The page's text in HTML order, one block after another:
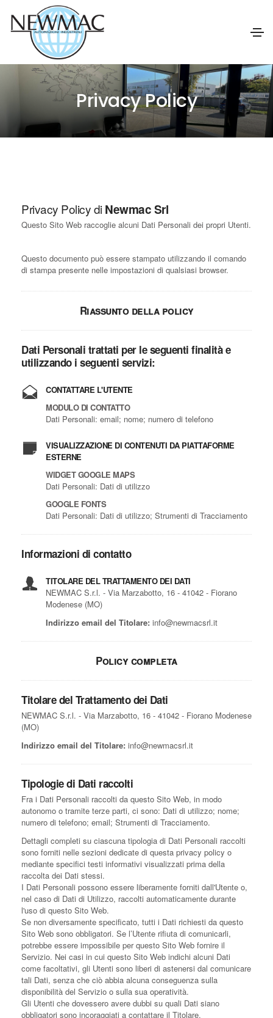
Privacy Policy
Privacy Policy di Newmac Srl
Questo Sito Web raccoglie alcuni Dati Personali dei propri Utenti.
Questo documento può essere stampato utilizzando il comando
di stampa presente nelle impostazioni di qualsiasi browser.
Riassunto della policy
Dati Personali trattati per le seguenti finalità e
utilizzando i seguenti servizi:
CONTATTARE L'UTENTE
MODULO DI CONTATTO
Dati Personali: email; nome; numero di telefono
VISUALIZZAZIONE DI CONTENUTI DA PIATTAFORME
ESTERNE
WIDGET GOOGLE MAPS
Dati Personali: Dati di utilizzo
GOOGLE FONTS
Dati Personali: Dati di utilizzo; Strumenti di Tracciamento
Informazioni di contatto
TITOLARE DEL TRATTAMENTO DEI DATI
NEWMAC S.r.l. - Via Marzabotto, 16 - 41042 - Fiorano
Modenese (MO)
Indirizzo email del Titolare: info@newmacsrl.it
Policy completa
Titolare del Trattamento dei Dati
NEWMAC S.r.l. - Via Marzabotto, 16 - 41042 - Fiorano Modenese
(MO)
Indirizzo email del Titolare: info@newmacsrl.it
Tipologie di Dati raccolti
Fra i Dati Personali raccolti da questo Sito Web, in modo
autonomo o tramite terze parti, ci sono: Dati di utilizzo; nome;
numero di telefono; email; Strumenti di Tracciamento.
Dettagli completi su ciascuna tipologia di Dati Personali raccolti
sono forniti nelle sezioni dedicate di questa privacy policy o
mediante specifici testi informativi visualizzati prima della
raccolta dei Dati stessi.
I Dati Personali possono essere liberamente forniti dall'Utente o,
nel caso di Dati di Utilizzo, raccolti automaticamente durante
l'uso di questo Sito Web.
Se non diversamente specificato, tutti i Dati richiesti da questo
Sito Web sono obbligatori. Se l’Utente rifiuta di comunicarli,
potrebbe essere impossibile per questo Sito Web fornire il
Servizio. Nei casi in cui questo Sito Web indichi alcuni Dati
come facoltativi, gli Utenti sono liberi di astenersi dal comunicare
tali Dati, senza che ciò abbia alcuna conseguenza sulla
disponibilità del Servizio o sulla sua operatività.
Gli Utenti che dovessero avere dubbi su quali Dati siano
obbligatori sono incoraggiati a contattare il Titolare.